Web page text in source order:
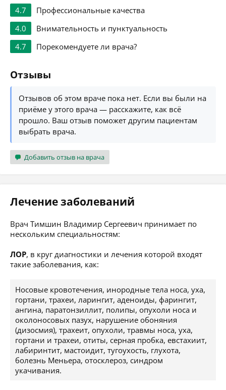
4.7
Профессиональные качества
4.0
Внимательность и пунктуальность
4.7
Порекомендуете ли врача?
Отзывы
Отзывов об этом враче пока нет. Если вы были на
приёме у этого врача — расскажите, как всё
прошло. Ваш отзыв поможет другим пациентам
выбрать врача.
Добавить отзыв на врача
Лечение заболеваний
Врач Тимшин Владимир Сергеевич принимает по
нескольким специальностям:
ЛОР, в круг диагностики и лечения которой входят
такие заболевания, как:
Носовые кровотечения, инородные тела носа, уха,
гортани, трахеи, ларингит, аденоиды, фарингит,
ангина, паратонзиллит, полипы, опухоли носа и
околоносовых пазух, нарушение обоняния
(дизосмия), трахеит, опухоли, травмы носа, уха,
гортани и трахеи, отиты, серная пробка, евстахиит,
лабиринтит, мастоидит, тугоухость, глухота,
болезнь Меньера, отосклероз, синдром
укачивания.